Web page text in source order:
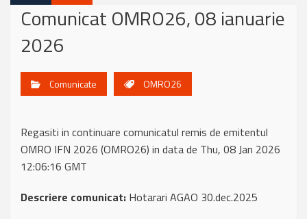
Comunicat OMRO26, 08 ianuarie
2026
Comunicate OMRO26
Regasiti in continuare comunicatul remis de emitentul
OMRO IFN 2026 (OMRO26) in data de Thu, 08 Jan 2026
12:06:16 GMT
Descriere comunicat: Hotarari AGAO 30.dec.2025